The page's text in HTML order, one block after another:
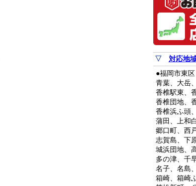
▽ 対応地
●福岡市東区
青葉、大岳
香椎駅東、
香椎団地、
香椎浜ふ頭
蒲田、上和
郷口町、西
志賀島、下
城浜団地、
多の津、千
名子、名島
箱崎、箱崎